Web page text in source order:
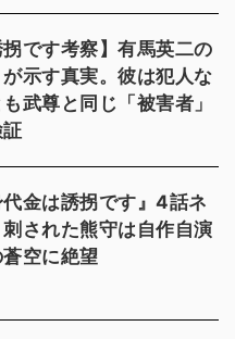
拐です考察】有馬英二の
が示す真実。彼は犯人な
武尊と同じ「被害者」
金は誘拐です』4話ネ
された熊守は自作自演
空に絶望